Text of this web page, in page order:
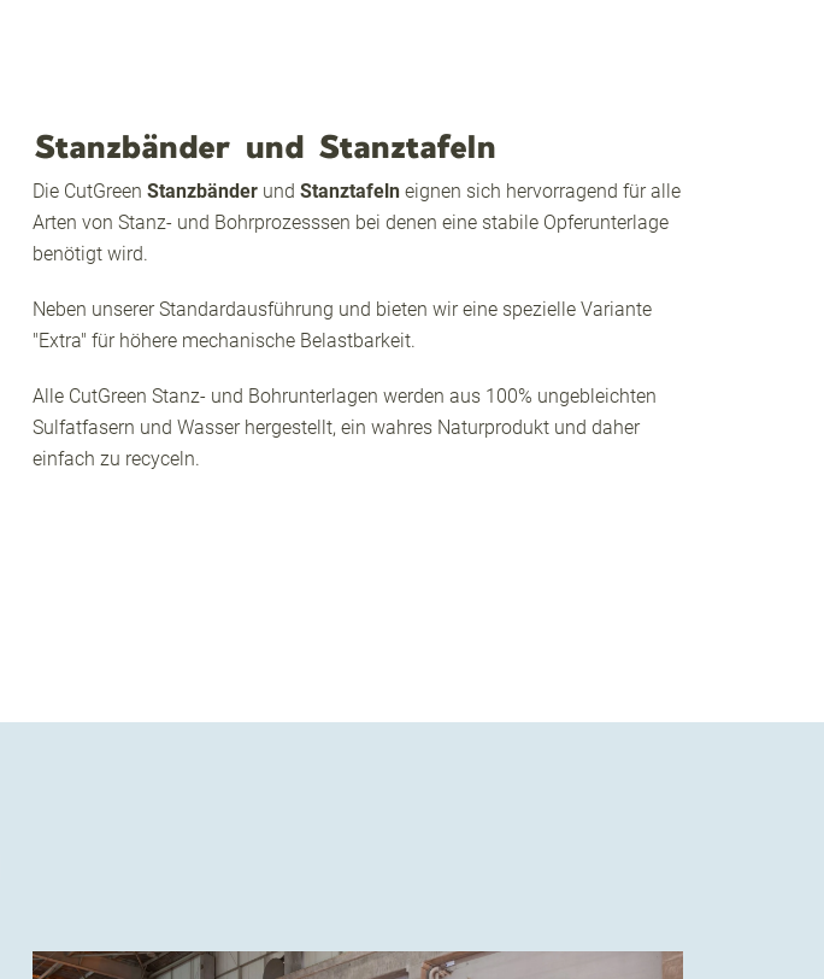
Stanzbänder und Stanztafeln
Die CutGreen Stanzbänder und Stanztafeln eignen sich hervorragend für alle
Arten von Stanz- und Bohrprozesssen bei denen eine stabile Opferunterlage
benötigt wird.
Neben unserer Standardausführung und bieten wir eine spezielle Variante
"Extra" für höhere mechanische Belastbarkeit.
Alle CutGreen Stanz- und Bohrunterlagen werden aus 100% ungebleichten
Sulfatfasern und Wasser hergestellt, ein wahres Naturprodukt und daher
einfach zu recyceln.